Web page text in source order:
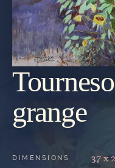
À LA
grange
DIMENSIONS 37 x